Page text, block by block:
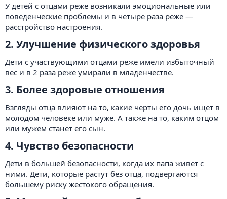
У детей с отцами реже возникали эмоциональные или
поведенческие проблемы и в четыре раза реже —
расстройство настроения.
2. Улучшение физического здоровья​
Дети с участвующими отцами реже имели избыточный
вес и в 2 раза реже умирали в младенчестве.
3. Более здоровые отношения​
Взгляды отца влияют на то, какие черты его дочь ищет в
молодом человеке или муже. А также на то, каким отцом
или мужем станет его сын.
4. Чувство безопасности​
Дети в большей безопасности, когда их папа живет с
ними. Дети, которые растут без отца, подвергаются
большему риску жестокого обращения.